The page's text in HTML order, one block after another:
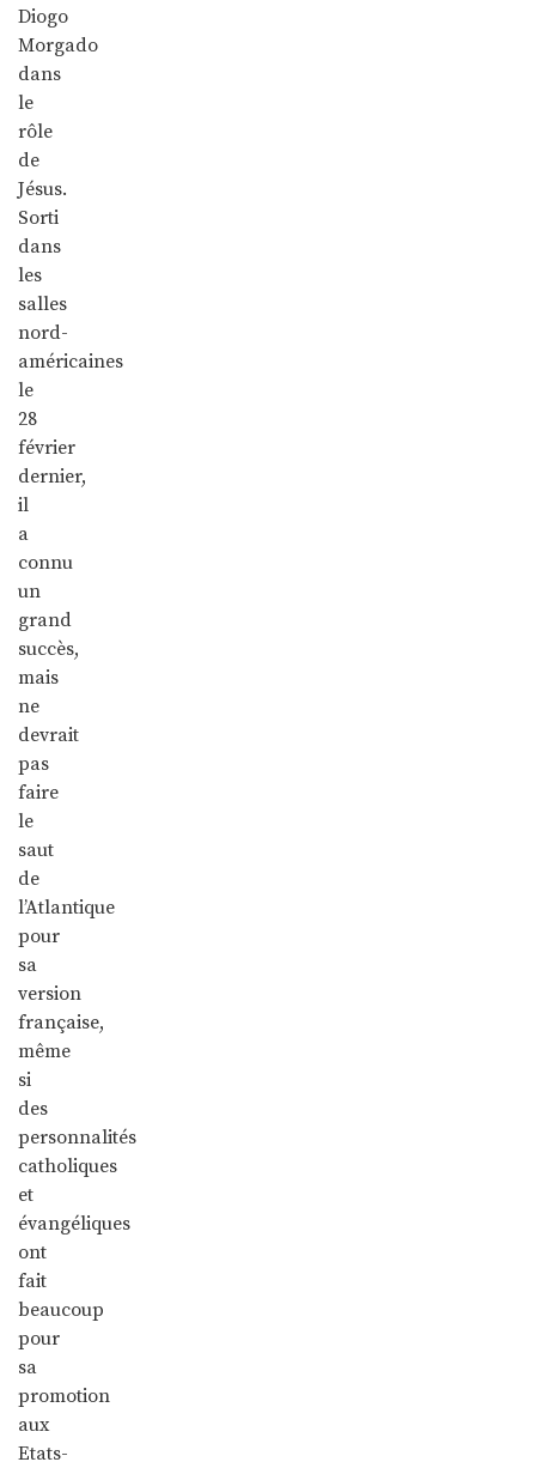
Diogo
Morgado
dans
le
rôle
de
Jésus.
Sorti
dans
les
salles
nord-
américaines
le
28
février
dernier,
il
a
connu
un
grand
succès,
mais
ne
devrait
pas
faire
le
saut
de
l’Atlantique
pour
sa
version
française,
même
si
des
personnalités
catholiques
et
évangéliques
ont
fait
beaucoup
pour
sa
promotion
aux
Etats-